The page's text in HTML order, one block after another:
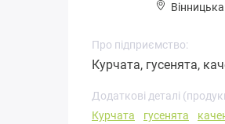
Про підприємство:
Курчата, гусенята,
Додаткові деталі
Курчата
гусенята